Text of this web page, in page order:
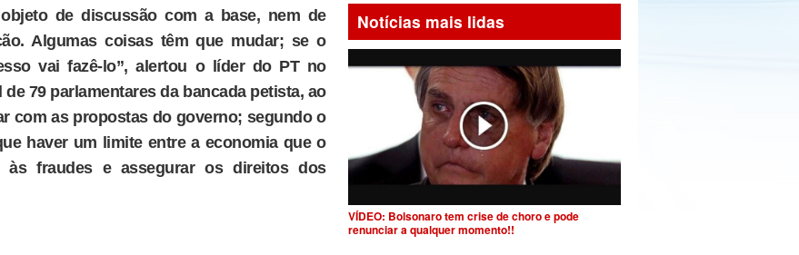
de discussão com a base, nem de
Algumas coisas têm que mudar; se o
vai fazê-lo”, alertou o líder do PT no
79 parlamentares da bancada petista, ao
com as propostas do governo; segundo o
haver um limite entre a economia que o
às fraudes e assegurar os direitos dos
Notícias mais lidas
VÍDEO: Bolsonaro tem crise de choro e pode
renunciar a qualquer momento!!